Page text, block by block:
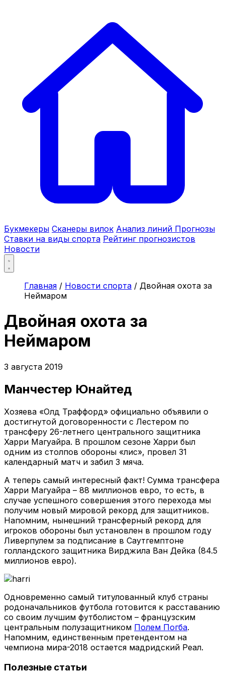
Букмекеры Сканеры вилок Анализ линий Прогнозы
Ставки на виды спорта Рейтинг прогнозистов
Новости
Главная / Новости спорта / Двойная охота за
Неймаром
Двойная охота за
Неймаром
3 августа 2019
Манчестер Юнайтед
Хозяева «Олд Траффорд» официально объявили о
достигнутой договоренности с Лестером по
трансферу 26-летнего центрального защитника
Харри Магуайра. В прошлом сезоне Харри был
одним из столпов обороны «лис», провел 31
календарный матч и забил 3 мяча.
А теперь самый интересный факт! Сумма трансфера
Харри Магуайра – 88 миллионов евро, то есть, в
случае успешного совершения этого перехода мы
получим новый мировой рекорд для защитников.
Напомним, нынешний трансферный рекорд для
игроков обороны был установлен в прошлом году
Ливерпулем за подписание в Саутгемптоне
голландского защитника Вирджила Ван Дейка (84.5
миллионов евро).
Одновременно самый титулованный клуб страны
родоначальников футбола готовится к расставанию
со своим лучшим футболистом – французским
центральным полузащитником Полем Погба.
Напомним, единственным претендентом на
чемпиона мира-2018 остается мадридский Реал.
Полезные статьи